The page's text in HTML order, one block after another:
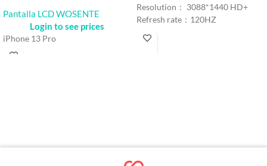
Pantalla LCD WOSENTE
Login to see prices
iPhone 13 Pro
Resolution： 3088*1440 HD+
Refresh rate：120HZ
Model number：For Samsung
Quality Control：100% Working